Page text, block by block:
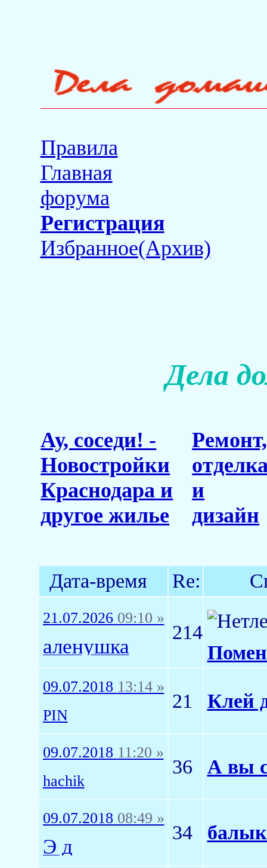
Правила
Главная
форума
Регистрация
Избранное(Архив)
Дела
Ау, соседи! -
Новостройки
Краснодара и
другое жилье
Ремонт,
и
дизайн
Дата-время Re:
21.07.2026 09:10 »
аленушка
214
09.07.2018 13:14 »
PIN
21 Клей
09.07.2018 11:20 »
hachik
36 А вы
09.07.2018 08:49 »
Э д
34